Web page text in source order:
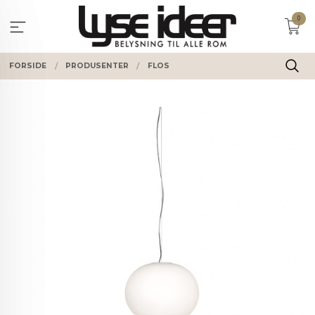
innholdet
0
FORSIDE PRODUSENTER FLOS